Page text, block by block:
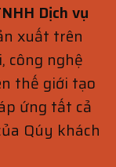
Dịch vụ
xuất trên
công nghệ
thế giới tạo
ứng tất cả
Qúy khách